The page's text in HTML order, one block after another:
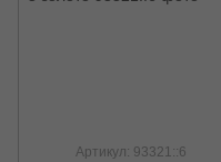
Артикул: 93321::6